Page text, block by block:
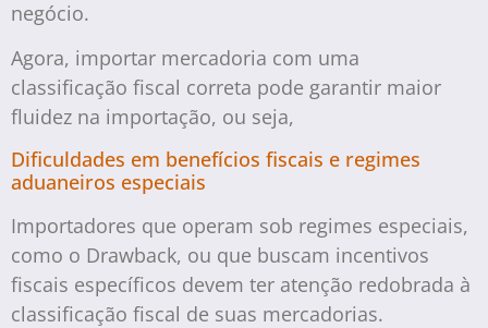
negócio.
Agora, importar mercadoria com uma
classificação fiscal correta pode garantir maior
fluidez na importação, ou seja,
Dificuldades em benefícios fiscais e regimes
aduaneiros especiais
Importadores que operam sob regimes especiais,
como o Drawback, ou que buscam incentivos
fiscais específicos devem ter atenção redobrada à
classificação fiscal de suas mercadorias.